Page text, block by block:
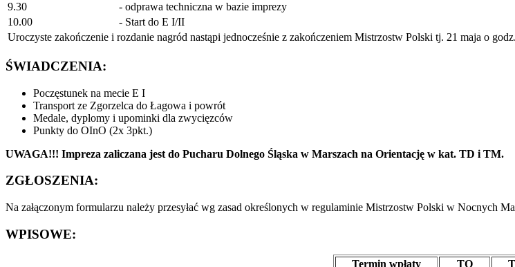
9.30
- odprawa techniczna w bazie imprezy
10.00
- Start do E I/II
Uroczyste zakończenie i rozdanie nagród nastąpi jednocześnie z zakończeniem Mistrzostw Polski tj. 21 maja o
ŚWIADCZENIA:
Poczęstunek na mecie E I
Transport ze Zgorzelca do Łagowa i powrót
Medale, dyplomy i upominki dla zwycięzców
Punkty do OInO (2x 3pkt.)
UWAGA!!! Impreza zaliczana jest do Pucharu Dolnego Śląska w Marszach na Orientację w kat. TD i TM.
ZGŁOSZENIA:
Na załączonym formularzu należy przesyłać wg zasad określonych w regulaminie Mistrzostw Polski w Nocnych
WPISOWE:
Termin wpłaty TO